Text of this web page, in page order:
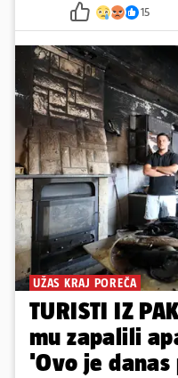
15
UŽAS KRAJ POREČA
TURISTI IZ
mu zapalili
'Ovo je